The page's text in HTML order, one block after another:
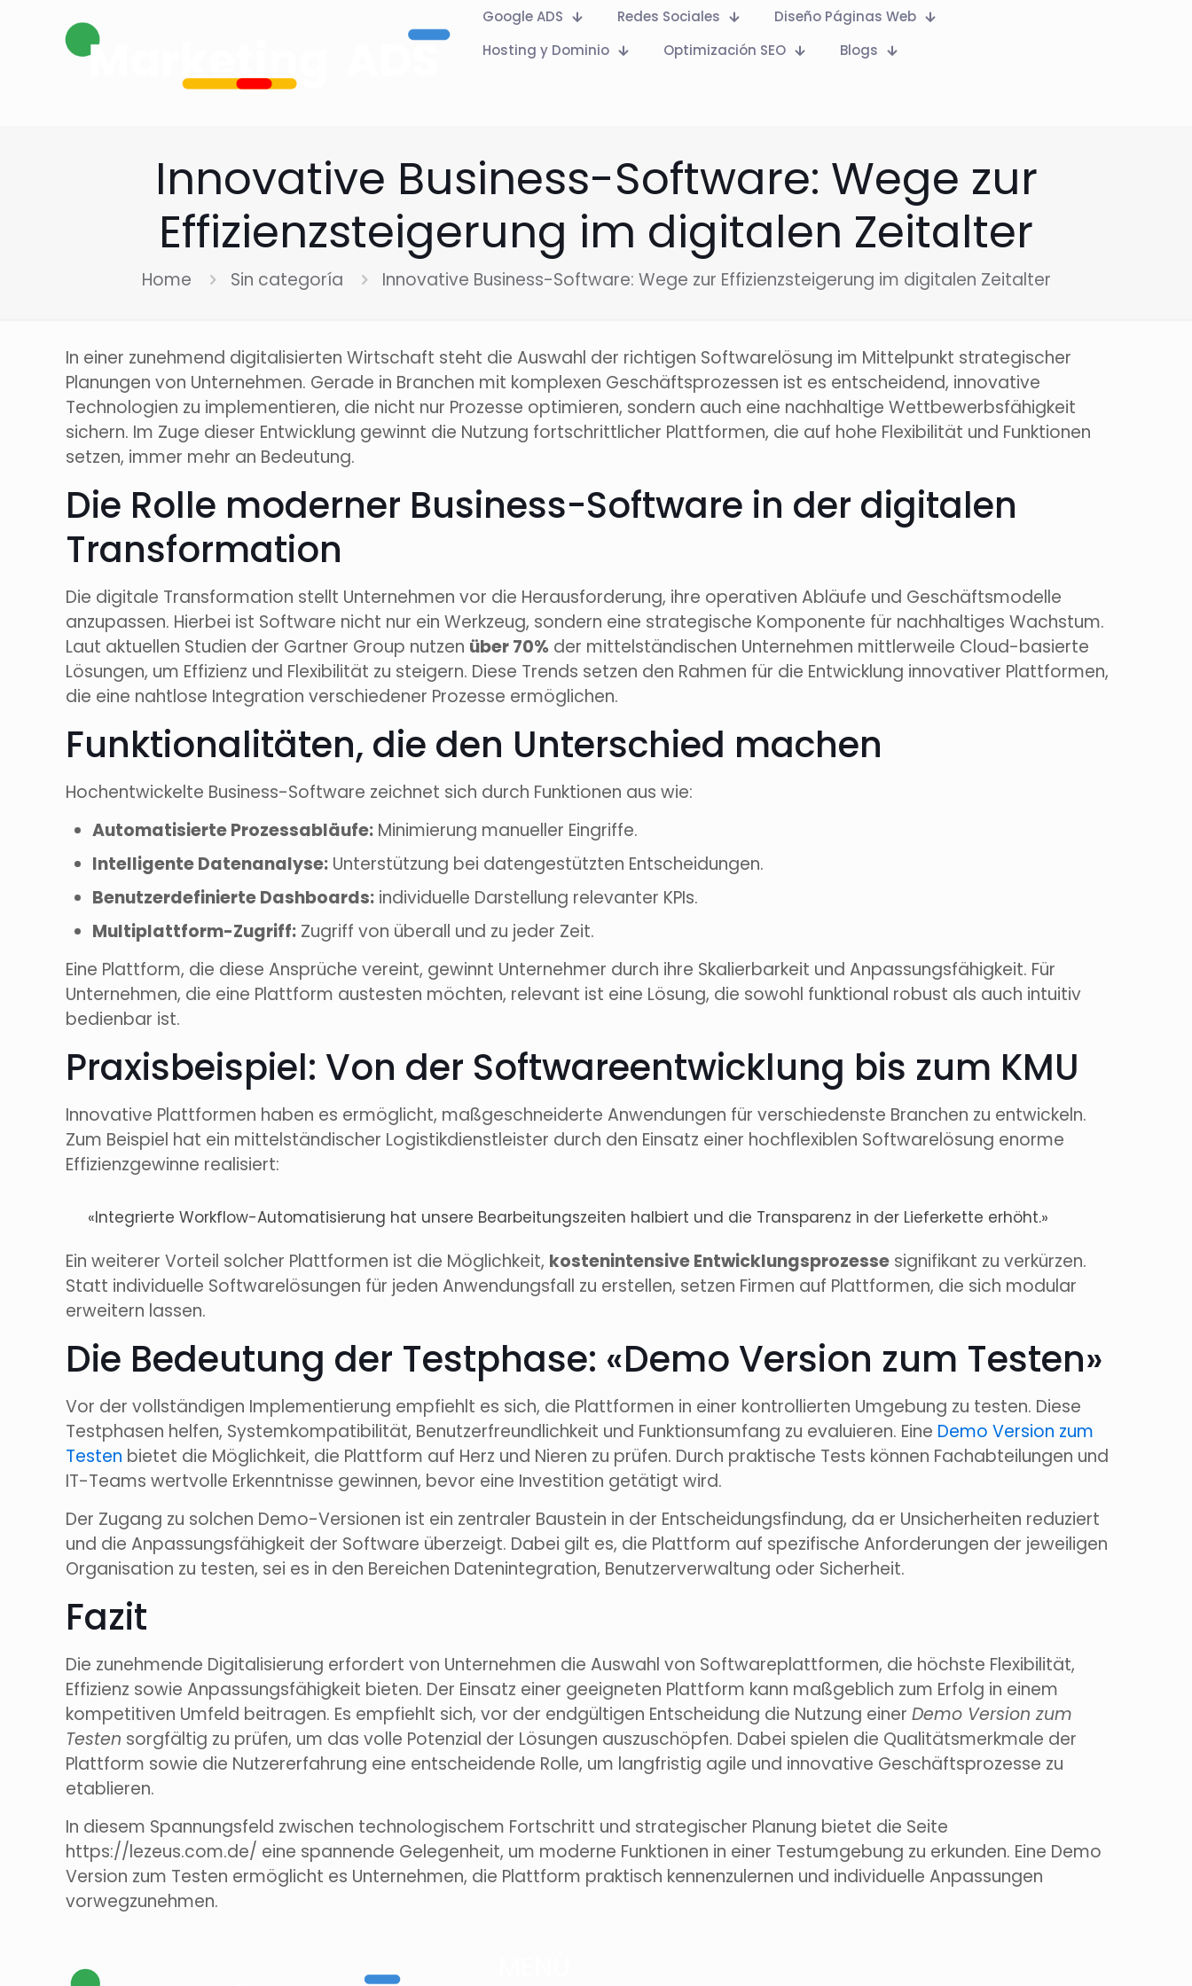
Google ADS Redes Sociales
Diseño Páginas Web
Hosting y Dominio
Optimización SEO Blogs
Innovative Business-Software: Wege zur
Effizienzsteigerung im digitalen Zeitalter
Home Sin categoría Innovative Business-Software: Wege zur Effizienzsteigerung im digitalen Zeitalter
In einer zunehmend digitalisierten Wirtschaft steht die Auswahl der richtigen Softwarelösung im Mittelpunkt strategischer
Planungen von Unternehmen. Gerade in Branchen mit komplexen Geschäftsprozessen ist es entscheidend, innovative
Technologien zu implementieren, die nicht nur Prozesse optimieren, sondern auch eine nachhaltige Wettbewerbsfähigkeit
sichern. Im Zuge dieser Entwicklung gewinnt die Nutzung fortschrittlicher Plattformen, die auf hohe Flexibilität und Funktionen
setzen, immer mehr an Bedeutung.
Die Rolle moderner Business-Software in der digitalen
Transformation
Die digitale Transformation stellt Unternehmen vor die Herausforderung, ihre operativen Abläufe und Geschäftsmodelle
anzupassen. Hierbei ist Software nicht nur ein Werkzeug, sondern eine strategische Komponente für nachhaltiges Wachstum.
Laut aktuellen Studien der Gartner Group nutzen über 70% der mittelständischen Unternehmen mittlerweile Cloud-basierte
Lösungen, um Effizienz und Flexibilität zu steigern. Diese Trends setzen den Rahmen für die Entwicklung innovativer Plattformen,
die eine nahtlose Integration verschiedener Prozesse ermöglichen.
Funktionalitäten, die den Unterschied machen
Hochentwickelte Business-Software zeichnet sich durch Funktionen aus wie:
Automatisierte Prozessabläufe: Minimierung manueller Eingriffe.
Intelligente Datenanalyse: Unterstützung bei datengestützten Entscheidungen.
Benutzerdefinierte Dashboards: individuelle Darstellung relevanter KPIs.
Multiplattform-Zugriff: Zugriff von überall und zu jeder Zeit.
Eine Plattform, die diese Ansprüche vereint, gewinnt Unternehmer durch ihre Skalierbarkeit und Anpassungsfähigkeit. Für
Unternehmen, die eine Plattform austesten möchten, relevant ist eine Lösung, die sowohl funktional robust als auch intuitiv
bedienbar ist.
Praxisbeispiel: Von der Softwareentwicklung bis zum KMU
Innovative Plattformen haben es ermöglicht, maßgeschneiderte Anwendungen für verschiedenste Branchen zu entwickeln.
Zum Beispiel hat ein mittelständischer Logistikdienstleister durch den Einsatz einer hochflexiblen Softwarelösung enorme
Effizienzgewinne realisiert:
«Integrierte Workflow-Automatisierung hat unsere Bearbeitungszeiten halbiert und die Transparenz in der Lieferkette erhöht.»
Ein weiterer Vorteil solcher Plattformen ist die Möglichkeit, kostenintensive Entwicklungsprozesse signifikant zu verkürzen.
Statt individuelle Softwarelösungen für jeden Anwendungsfall zu erstellen, setzen Firmen auf Plattformen, die sich modular
erweitern lassen.
Die Bedeutung der Testphase: «Demo Version zum Testen»
Vor der vollständigen Implementierung empfiehlt es sich, die Plattformen in einer kontrollierten Umgebung zu testen. Diese
Testphasen helfen, Systemkompatibilität, Benutzerfreundlichkeit und Funktionsumfang zu evaluieren. Eine Demo Version zum
Testen bietet die Möglichkeit, die Plattform auf Herz und Nieren zu prüfen. Durch praktische Tests können Fachabteilungen und
IT-Teams wertvolle Erkenntnisse gewinnen, bevor eine Investition getätigt wird.
Der Zugang zu solchen Demo-Versionen ist ein zentraler Baustein in der Entscheidungsfindung, da er Unsicherheiten reduziert
und die Anpassungsfähigkeit der Software überzeigt. Dabei gilt es, die Plattform auf spezifische Anforderungen der jeweiligen
Organisation zu testen, sei es in den Bereichen Datenintegration, Benutzerverwaltung oder Sicherheit.
Fazit
Die zunehmende Digitalisierung erfordert von Unternehmen die Auswahl von Softwareplattformen, die höchste Flexibilität,
Effizienz sowie Anpassungsfähigkeit bieten. Der Einsatz einer geeigneten Plattform kann maßgeblich zum Erfolg in einem
kompetitiven Umfeld beitragen. Es empfiehlt sich, vor der endgültigen Entscheidung die Nutzung einer Demo Version zum
Testen sorgfältig zu prüfen, um das volle Potenzial der Lösungen auszuschöpfen. Dabei spielen die Qualitätsmerkmale der
Plattform sowie die Nutzererfahrung eine entscheidende Rolle, um langfristig agile und innovative Geschäftsprozesse zu
etablieren.
In diesem Spannungsfeld zwischen technologischem Fortschritt und strategischer Planung bietet die Seite
https://lezeus.com.de/ eine spannende Gelegenheit, um moderne Funktionen in einer Testumgebung zu erkunden. Eine Demo
Version zum Testen ermöglicht es Unternehmen, die Plattform praktisch kennenzulernen und individuelle Anpassungen
vorwegzunehmen.